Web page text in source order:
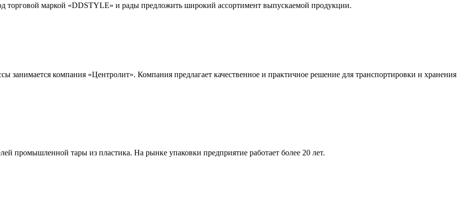
торговой маркой «DDSTYLE» и рады предложить широкий ассортимент выпускаемой продукции.
занимается компания «Центролит». Компания предлагает качественное и практичное решение для транспортировки и хранения
тары из пластика. На рынке упаковки предприятие работает более 20 лет.